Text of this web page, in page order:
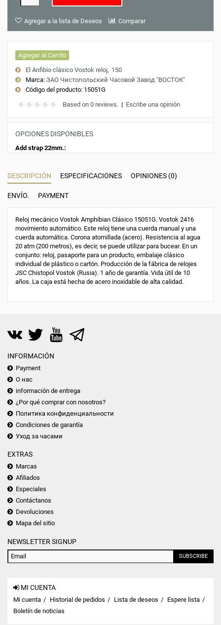
Agregar a la lista de Deseos Comparar
Agregar al Carrito
El Anfibio clásico Vostok reloj
150
Marca: ЗАО Чистопольский Часовой Завод "ВОСТОК"
Código del producto: 15051G
Based on 0 reviews. | Escribe una opinión
OPCIONES DISPONIBLES
Add strap 22mm.:
DESCRIPCIÓN ESPECIFICACIONES OPINIONES (0)
ENVÍO. PAYMENT
Reloj mecánico Vostok Amphibian Clásico 15051G. Vostok 2416
movimiento automático. Este reloj tiene una cuerda manual y una
cuerda automática. Corona atornillada (acero). Resistencia al agua
20 atm (200 metros), es decir, se puede utilizar para bucear. En un
conjunto: reloj, pasaporte para un producto, embalaje clásico
individual de plástico o cartón. Producción de la fábrica de relojes
JSC Chistopol Vostok (Rusia). 1 año de garantía. Vida útil de 10
años. La caja está hecha de acero inoxidable de alta calidad.
INFORMACIÓN
Payment
О нас
información de entrega
¿Por qué comprar con nosotros?
Политика конфиденциальности
Condiciones de garantía
Уход за часами
EXTRAS
Marcas
Afiliados
Especiales
Contáctanos
Devoluciones
Mapa del sitio
NEWSLETTER SIGNUP
SUBSCRIBE
MI CUENTA
Mi cuenta Historial de pedidos Lista de deseos
Espere lista
Boletín de noticias